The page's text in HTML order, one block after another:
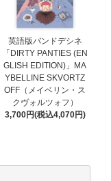
英語版バンドデシネ
「DIRTY PANTIES (EN
GLISH EDITION)」MA
YBELLINE SKVORTZ
OFF（メイベリン・ス
クヴォルツォフ）
3,700円(税込4,070円)